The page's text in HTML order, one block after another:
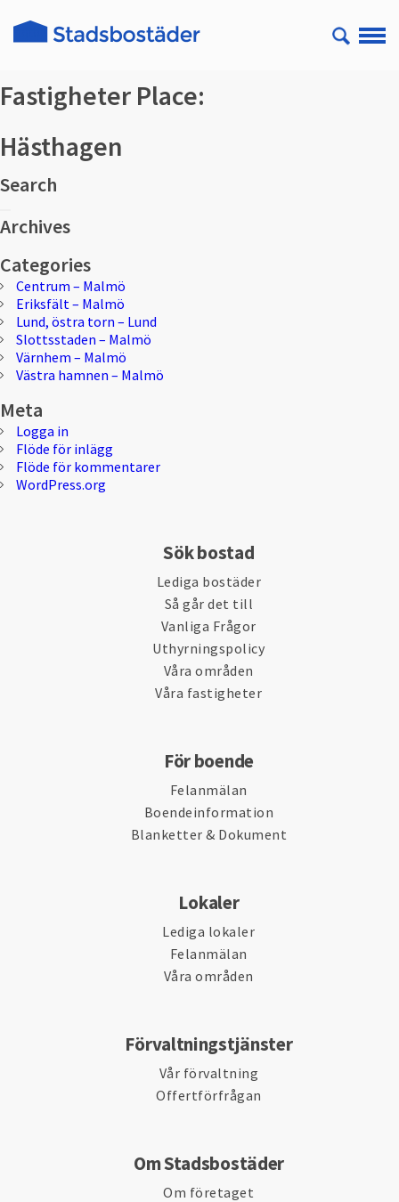
Fastigheter Place:
Hästhagen
Search
efter:
Archives
Categories
Centrum – Malmö
Eriksfält – Malmö
Lund, östra torn – Lund
Slottsstaden – Malmö
Värnhem – Malmö
Västra hamnen – Malmö
Meta
Logga in
Flöde för inlägg
Flöde för kommentarer
WordPress.org
Sök bostad
Lediga bostäder
Så går det till
Vanliga Frågor
Uthyrningspolicy
Våra områden
Våra fastigheter
För boende
Felanmälan
Boendeinformation
Blanketter & Dokument
Lokaler
Lediga lokaler
Felanmälan
Våra områden
Förvaltningstjänster
Vår förvaltning
Offertförfrågan
Om Stadsbostäder
Om företaget